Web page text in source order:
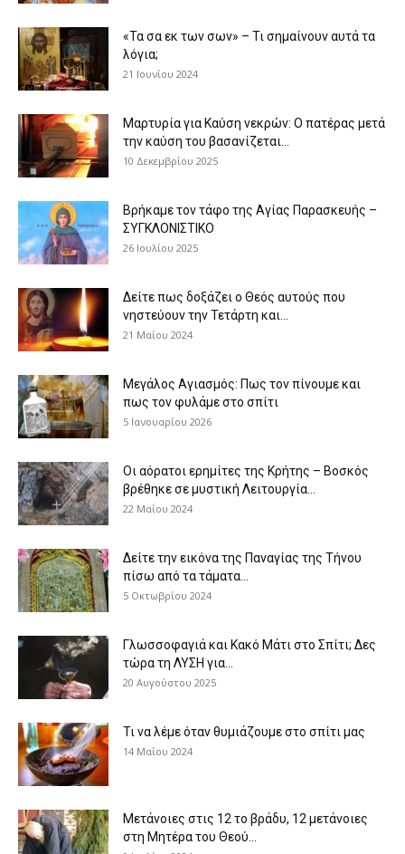
«Τα σα εκ των σων» – Τι σημαίνουν αυτά τα
λόγια;
21 Ιουνίου 2024
Μαρτυρία για Καύση νεκρών: Ο πατέρας μετά
την καύση του βασανίζεται...
10 Δεκεμβρίου 2025
Βρήκαμε τον τάφο της Αγίας Παρασκευής –
ΣΥΓΚΛΟΝΙΣΤΙΚΟ
26 Ιουλίου 2025
Δείτε πως δοξάζει ο Θεός αυτούς που
νηστεύουν την Τετάρτη και...
21 Μαΐου 2024
Μεγάλος Αγιασμός: Πως τον πίνουμε και
πως τον φυλάμε στο σπίτι
5 Ιανουαρίου 2026
Οι αόρατοι ερημίτες της Κρήτης – Βοσκός
βρέθηκε σε μυστική Λειτουργία...
22 Μαΐου 2024
Δείτε την εικόνα της Παναγίας της Τήνου
πίσω από τα τάματα...
5 Οκτωβρίου 2024
Γλωσσοφαγιά και Κακό Μάτι στο Σπίτι; Δες
τώρα τη ΛΥΣΗ για...
20 Αυγούστου 2025
Τι να λέμε όταν θυμιάζουμε στο σπίτι μας
14 Μαΐου 2024
Μετάνοιες στις 12 το βράδυ, 12 μετάνοιες
στη Μητέρα του Θεού...